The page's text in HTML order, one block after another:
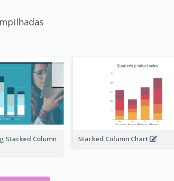
Stacked Column
Stacked Column Chart